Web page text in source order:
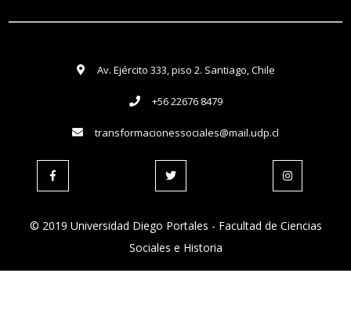
Av. Ejército 333, piso 2. Santiago, Chile
+56 22676 8479
transformacionessociales@mail.udp.cl
© 2019 Universidad Diego Portales - Facultad de Ciencias
Sociales e Historia